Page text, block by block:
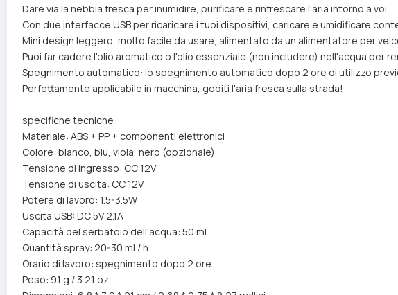
Dare via la nebbia fresca per inumidire, purificare e rinfrescare l'aria intorno a voi.
Con due interfacce USB per ricaricare i tuoi dispositivi, caricare e umidificare
Mini design leggero, molto facile da usare, alimentato da un alimentatore per
Puoi far cadere l'olio aromatico o l'olio essenziale (non includere) nell'acqua per
Spegnimento automatico: lo spegnimento automatico dopo 2 ore di utilizzo
Perfettamente applicabile in macchina, goditi l'aria fresca sulla strada!
specifiche tecniche:
Materiale: ABS + PP + componenti elettronici
Colore: bianco, blu, viola, nero (opzionale)
Tensione di ingresso: CC 12V
Tensione di uscita: CC 12V
Potere di lavoro: 1.5-3.5W
Uscita USB: DC 5V 2.1A
Capacità del serbatoio dell'acqua: 50 ml
Quantità spray: 20-30 ml / h
Orario di lavoro: spegnimento dopo 2 ore
Peso: 91 g / 3.21 oz